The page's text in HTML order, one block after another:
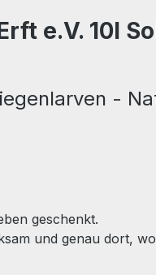
e.V. 10l
-
geschenkt.
und genau dort,